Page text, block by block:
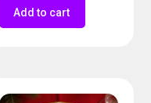
Add to cart